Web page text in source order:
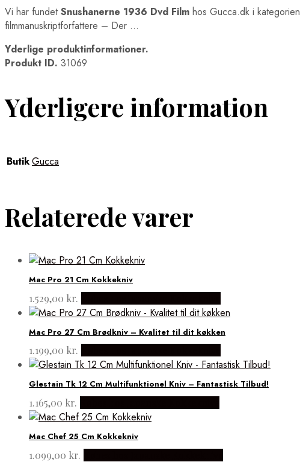
Vi har fundetSnushanerne 1936 Dvd Film hos Gucca.dk i kategorien
filmmanuskriptforfattere – Der …
Yderlige produktinformationer.
Produkt ID. 31069
Yderligere information
ButikGucca
Relaterede varer
Mac Pro 21 Cm Kokkekniv
1.529,00 kr.
Mac Pro 27 Cm Brødkniv – Kvalitet til dit køkken
1.199,00 kr.
Glestain Tk 12 Cm Multifunktionel Kniv – Fantastisk Tilbud!
1.165,00 kr.
Mac Chef 25 Cm Kokkekniv
1.099,00 kr.